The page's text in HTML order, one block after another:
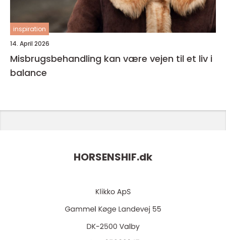
inspiration
14. April 2026
Misbrugsbehandling kan være vejen til et liv i
balance
HORSENSHIF.dk